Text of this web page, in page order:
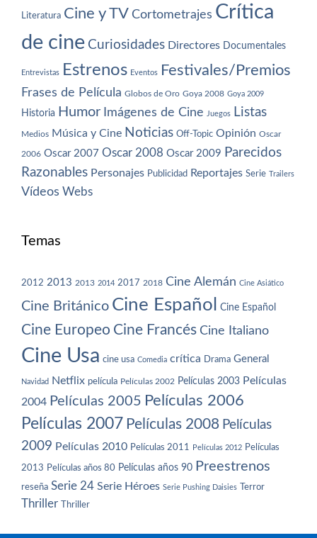
Literatura Cine y TV Cortometrajes Crítica
de cine Curiosidades Directores Documentales
Entrevistas Estrenos Eventos Festivales/Premios
Frases de Película Globos de Oro Goya 2008 Goya 2009
Historia Humor Imágenes de Cine Juegos Listas
Medios Música y Cine Noticias Off-Topic Opinión Oscar
2006 Oscar 2007 Oscar 2008 Oscar 2009 Parecidos
Razonables Personajes Publicidad Reportajes Serie Trailers
Vídeos Webs
Temas
2012 2013 2013 2014 2017 2018 Cine Alemán Cine Asiático
Cine Británico Cine Español Cine Español
Cine Europeo Cine Francés Cine Italiano
Cine Usa cine usa Comedia crítica Drama General
Navidad Netflix película Películas 2002 Películas 2003 Películas
2004 Películas 2005 Películas 2006
Películas 2007 Películas 2008 Películas
2009 Películas 2010 Películas 2011 Películas 2012 Películas
2013 Películas años 80 Películas años 90 Preestrenos
reseña Serie 24 Serie Héroes Serie Pushing Daisies Terror
Thriller Thriller